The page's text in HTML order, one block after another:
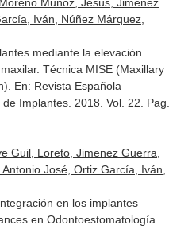
Iván, Núñez Márquez,
mediante la elevación
Técnica MISE (Maxillary
En: Revista Española
Implantes. 2018. Vol. 22. Pag.
Guil, Loreto, Jimenez Guerra,
José, Ortiz García, Iván,
en los implantes
en Odontoestomatología